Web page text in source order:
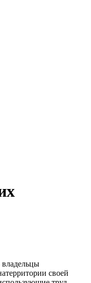
владельцы
своей